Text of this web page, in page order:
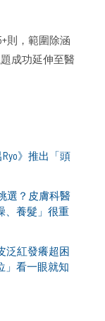
則，範圍除涵
成功延伸至醫
》推出「頭
選？皮膚科醫
、養髮」很重
泛紅發癢超困
」看一眼就知